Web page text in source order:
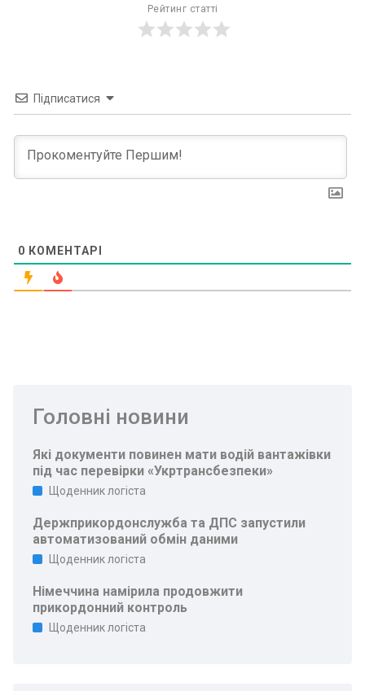
Рейтинг статті
Підписатися
0 КОМЕНТАРІ
Головні новини
Які документи повинен мати водій вантажівки
під час перевірки «Укртрансбезпеки»
Щоденник логіста
Держприкордонслужба та ДПС запустили
автоматизований обмін даними
Щоденник логіста
Німеччина намірила продовжити
прикордонний контроль
Щоденник логіста